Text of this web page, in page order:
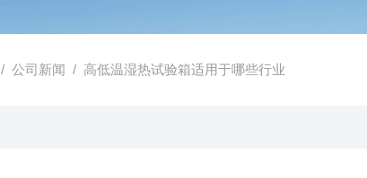
/公司新闻 / 高低温湿热试验箱适用于哪些行业